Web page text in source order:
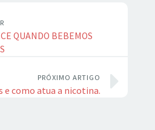
QUANDO BEBEMOS
PRÓXIMO ARTIGO
e como atua a nicotina.